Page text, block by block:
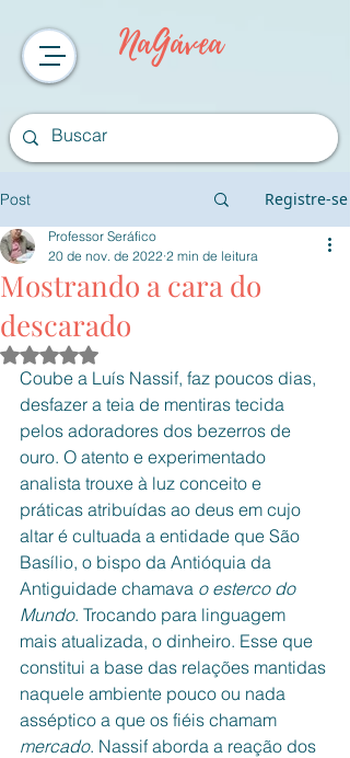
NaGávea
Post Registre-se
Mostrando a cara do
descarado
Professor Seráfico
20 de nov. de 2022 2 min de leitura
Avaliado com NaN de 5 estrelas.
Coube a Luís Nassif, faz poucos dias,
desfazer a teia de mentiras tecida
pelos adoradores dos bezerros de
ouro. O atento e experimentado
analista trouxe à luz conceito e
práticas atribuídas ao deus em cujo
altar é cultuada a entidade que São
Basílio, o bispo da Antióquia da
Antiguidade chamava o esterco do
Mundo. Trocando para linguagem
mais atualizada, o dinheiro. Esse que
constitui a base das relações mantidas
naquele ambiente pouco ou nada
asséptico a que os fiéis chamam
mercado. Nassif aborda a reação dos